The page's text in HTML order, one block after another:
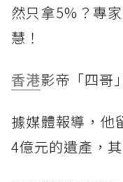
然只拿5%？專
慧！
香港影帝「四哥
據媒體報導，他
4億元的遺產，其